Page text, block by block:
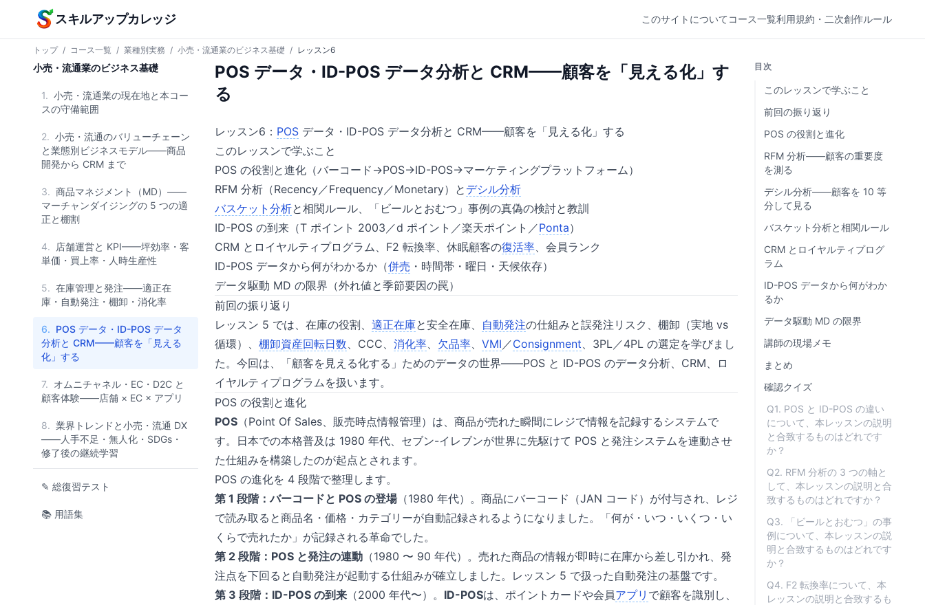
本文へスキップ
スキルアップカレッジ このサイトについて コース一覧利用規約・二次創作ルール
トップ / コース一覧 / 業種別実務 / 小売・流通業のビジネス基礎 / レッスン6
小売・流通業のビジネス基礎
1. 小売・流通業の現在地と本コー
スの守備範囲
2. 小売・流通のバリューチェーン
と業態別ビジネスモデル——商品
開発から CRM まで
3. 商品マネジメント（MD）——
マーチャンダイジングの 5 つの適
正と棚割
4.
店舗運営と KPI——坪効率・客
単価・買上率・人時生産性
5. 在庫管理と発注——適正在
庫・自動発注・棚卸・消化率
6. POS データ・ID-POS データ
分析と CRM——顧客を「見える
化」する
7. オムニチャネル・EC・D2C と
顧客体験——店舗 × EC × アプリ
8. 業界トレンドと小売・流通 DX
——人手不足・無人化・SDGs・
修了後の継続学習
✎ 総復習テスト
📚 用語集
POS データ・ID-POS データ分析と CRM——顧客を「見える化」す
る
レッスン6： POS データ・ID-POS データ分析と CRM——顧客を「見える化」する
このレッスンで学ぶこと
POS の役割と進化（バーコード→POS→ID-POS→マーケティングプラットフォーム）
RFM 分析（Recency／Frequency／Monetary）と デシル分析
バスケット分析と相関ルール、「ビールとおむつ」事例の真偽の検討と教訓
ID-POS の到来（T ポイント 2003／d ポイント／楽天ポイント／Ponta）
CRM とロイヤルティプログラム、F2 転換率、休眠顧客の復活率、会員ランク
ID-POS データから何がわかるか（併売 ・時間帯・曜日・天候依存）
データ駆動 MD の限界（外れ値と季節要因の罠）
前回の振り返り
レッスン 5 では、在庫の役割、 適正在庫と安全在庫、 自動発注の仕組みと誤発注リスク、棚卸（実地 vs
循環）、 棚卸資産回転日数、CCC、 消化率、 欠品率、 VMI ／Consignment、3PL／4PL の選定を学びまし
た。今回は、「顧客を見える化する」ためのデータの世界——POS と ID-POS のデータ分析、CRM、ロ
イヤルティプログラムを扱います。
POS の役割と進化
POS （Point Of Sales、販売時点情報管理）は、商品が売れた瞬間にレジで情報を記録するシステムで
す。日本での本格普及は 1980 年代、セブン-イレブンが世界に先駆けて POS と発注システムを連動させ
た仕組みを構築したのが起点とされます。
POS の進化を 4 段階で整理します。
第 1 段階：バーコードと POS の登場（1980 年代）。商品にバーコード（JAN コード）が付与され、レジ
で読み取ると商品名・価格・カテゴリーが自動記録されるようになりました。「何が・いつ・いくつ・い
くらで売れたか」が記録される革命でした。
第 2 段階：POS と発注の連動 （1980 〜 90 年代）。売れた商品の情報が即時に在庫から差し引かれ、発
注点を下回ると自動発注が起動する仕組みが確立しました。レッスン 5 で扱った自動発注の基盤です。
第 3 段階：ID-POS の到来 （2000 年代〜）。 ID-POSは、ポイントカードや会員アプリ で顧客を識別し、
目次
このレッスンで学ぶこと
前回の振り返り
POS の役割と進化
RFM 分析——顧客の重要度
を測る
デシル分析——顧客を 10 等
分して見る
バスケット分析と相関ルール
CRM とロイヤルティプログ
ラム
ID-POS データから何がわか
るか
データ駆動 MD の限界
講師の現場メモ
まとめ
確認クイズ
Q1. POS と ID-POS の違い
について、本レッスンの説明
と合致するものはどれです
か？
Q2. RFM 分析の 3 つの軸と
して、本レッスンの説明と合
致するものはどれですか？
Q3. 「ビールとおむつ」の事
例について、本レッスンの説
明と合致するものはどれです
か？
Q4. F2 転換率について、本
レッスンの説明と合致するも